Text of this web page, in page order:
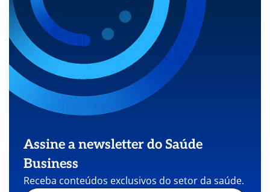
Assine a newsletter do Saúde
Business
Receba conteúdos exclusivos do setor da saúde.